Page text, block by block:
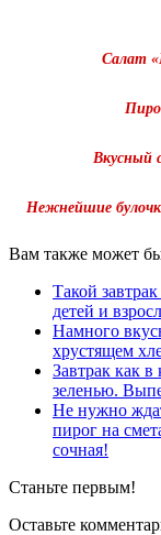
Салат
Вкусный
Нежнейшие
Вам также может
Такой
детей и
Намного
хрустящем
Завтрак как
зеленью.
Не нужно
пирог на
сочная!
Станьте первым!
Оставьте